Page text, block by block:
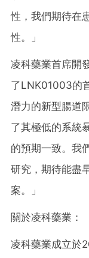
性，我們期待在
性。」
凌科藥業首席開
了LNK01003的
潛力的新型腸道
了其極低的系統
的預期一致。我
研究，期待能盡
案。」
關於凌科藥業：
凌科藥業成立於